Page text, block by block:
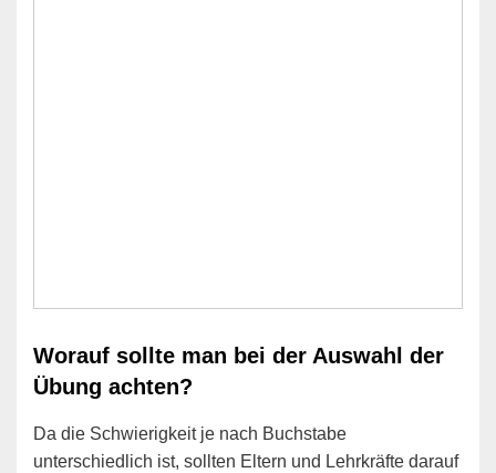
Worauf sollte man bei der Auswahl der
Übung achten?
Da die Schwierigkeit je nach Buchstabe
unterschiedlich ist, sollten Eltern und Lehrkräfte darauf